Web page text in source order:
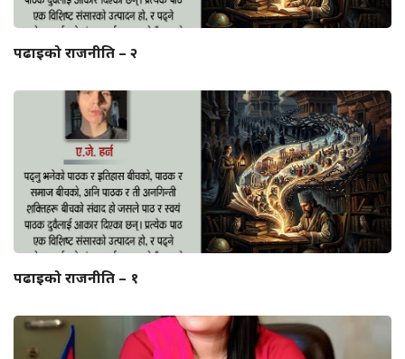
पढाइको राजनीति – २
पढाइको राजनीति – १